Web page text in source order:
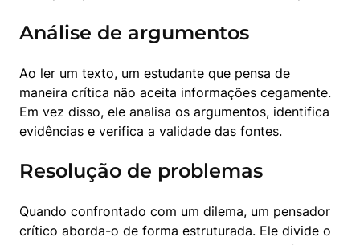
Análise de argumentos
Ao ler um texto, um estudante que pensa de
maneira crítica não aceita informações cegamente.
Em vez disso, ele analisa os argumentos, identifica
evidências e verifica a validade das fontes.
Resolução de problemas
Quando confrontado com um dilema, um pensador
crítico aborda-o de forma estruturada. Ele divide o